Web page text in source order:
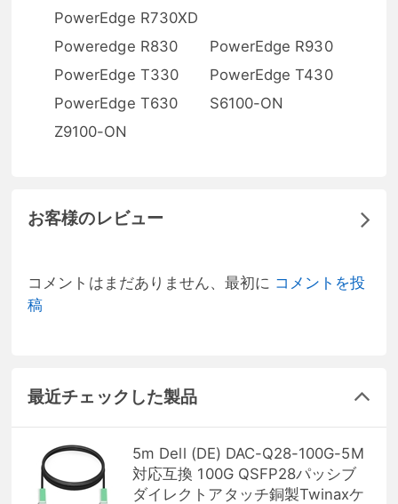
PowerEdge R730XD
Poweredge R830
PowerEdge R930
PowerEdge T330
PowerEdge T430
PowerEdge T630
S6100-ON
Z9100-ON
お客様のレビュー
コメントはまだありません、最初に コメントを投
稿
最近チェックした製品
5m Dell (DE) DAC-Q28-100G-5M
対応互換 100G QSFP28パッシブ
ダイレクトアタッチ銅製Twinaxケ